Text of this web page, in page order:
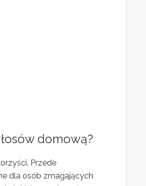
domową?
Przede
dla osób zmagających